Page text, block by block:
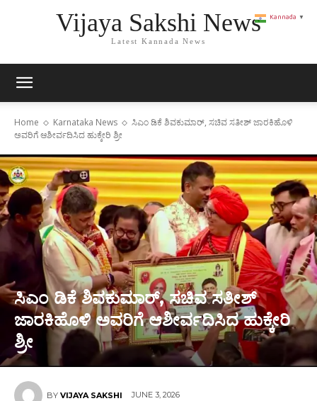
Vijaya Sakshi News
Latest Kannada News
Home Karnataka News
ಸಿಎಂ ಡಿಕೆ ಶಿವಕುಮಾರ್‌, ಸಚಿವ ಸತೀಶ್ ಜಾರಕಿಹೊಳಿ
ಅವರಿಗೆ ಆಶೀರ್ವದಿಸಿದ ಹುಕ್ಕೇರಿ ಶ್ರೀ
ಸಿಎಂ ಡಿಕೆ ಶಿವಕುಮಾರ್‌, ಸಚಿವ ಸತೀಶ್
ಜಾರಕಿಹೊಳಿ ಅವರಿಗೆ ಆಶೀರ್ವದಿಸಿದ ಹುಕ್ಕೇರಿ
ಶ್ರೀ
BY VIJAYA SAKSHI JUNE 3, 2026
Kannada ▼